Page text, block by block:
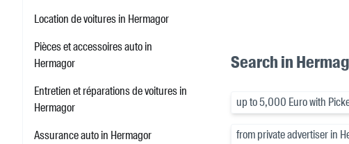
Location de voitures in Hermagor
Pièces et accessoires auto in
Hermagor
Entretien et réparations de voitures in
Hermagor
Assurance auto in Hermagor
Search in
up to 5,000 Euro with
from private advertiser in